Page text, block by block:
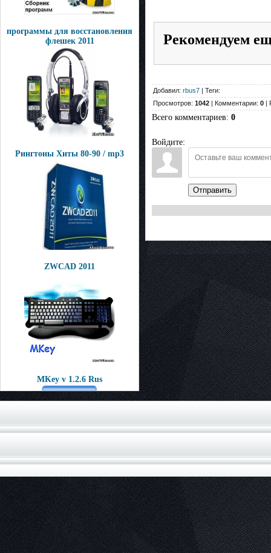
программы для восстановления
флешек 2011
Рингтоны Хиты 80-90 / mp3
ZWCAD 2011
MKey v 1.2.6 Rus
Рекомендуем
Добавил: rbus7 | Теги:
Просмотров: 1042 | Комментарии: 0 |
Всего комментариев: 0
Войдите:
Отправить